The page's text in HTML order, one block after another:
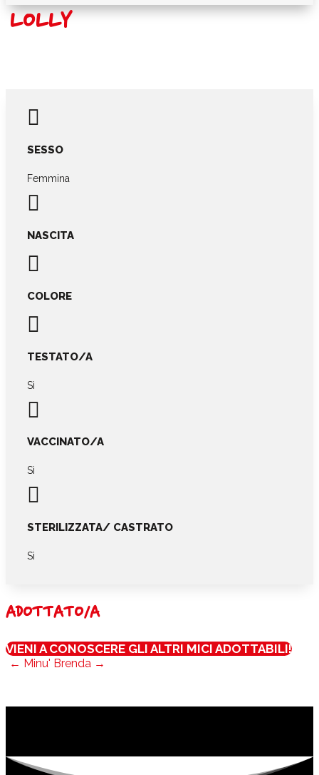
LOLLY

SESSO
Femmina

NASCITA

COLORE

TESTATO/A
Sì

VACCINATO/A
Sì

STERILIZZATA/ CASTRATO
Sì
ADOTTATO/A
VIENI A CONOSCERE GLI ALTRI MICI ADOTTABILI!
← Minu' Brenda →